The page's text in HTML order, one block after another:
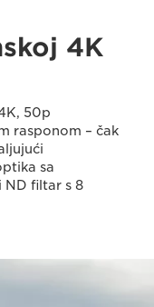
4K
50p
rasponom – čak
sa
ND filtar s 8